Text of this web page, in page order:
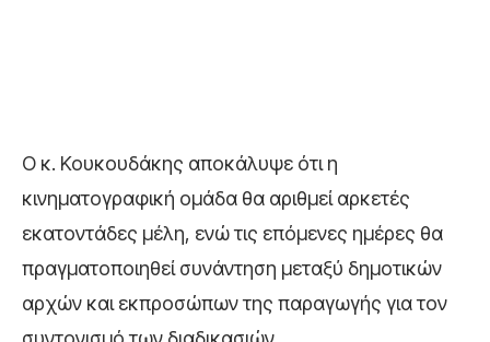
Ο κ. Κουκουδάκης αποκάλυψε ότι η
κινηματογραφική ομάδα θα αριθμεί αρκετές
εκατοντάδες μέλη, ενώ τις επόμενες ημέρες θα
πραγματοποιηθεί συνάντηση μεταξύ δημοτικών
αρχών και εκπροσώπων της παραγωγής για τον